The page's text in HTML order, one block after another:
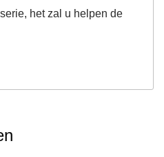
het zal u helpen de